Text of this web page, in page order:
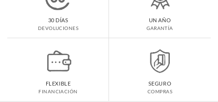
30 DÍAS
DEVOLUCIONES
UN AÑO
GARANTÍA
FLEXIBLE
FINANCIACIÓN
SEGURO
COMPRAS